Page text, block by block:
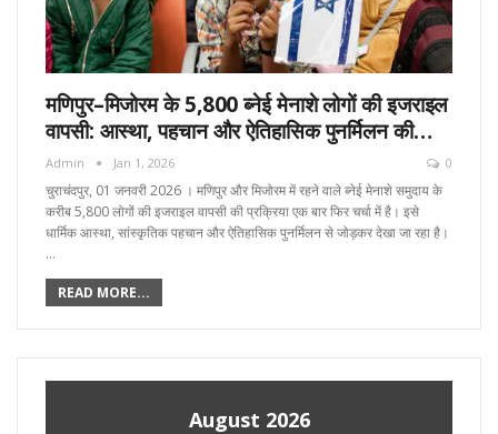
मणिपुर–मिजोरम के 5,800 ब्नेई मेनाशे लोगों की इजराइल
वापसी: आस्था, पहचान और ऐतिहासिक पुनर्मिलन की…
Admin Jan 1, 2026 0
चुराचंदपुर, 01 जनवरी 2026 । मणिपुर और मिजोरम में रहने वाले ब्नेई मेनाशे समुदाय के
करीब 5,800 लोगों की इजराइल वापसी की प्रक्रिया एक बार फिर चर्चा में है। इसे
धार्मिक आस्था, सांस्कृतिक पहचान और ऐतिहासिक पुनर्मिलन से जोड़कर देखा जा रहा है।
…
READ MORE...
August 2026